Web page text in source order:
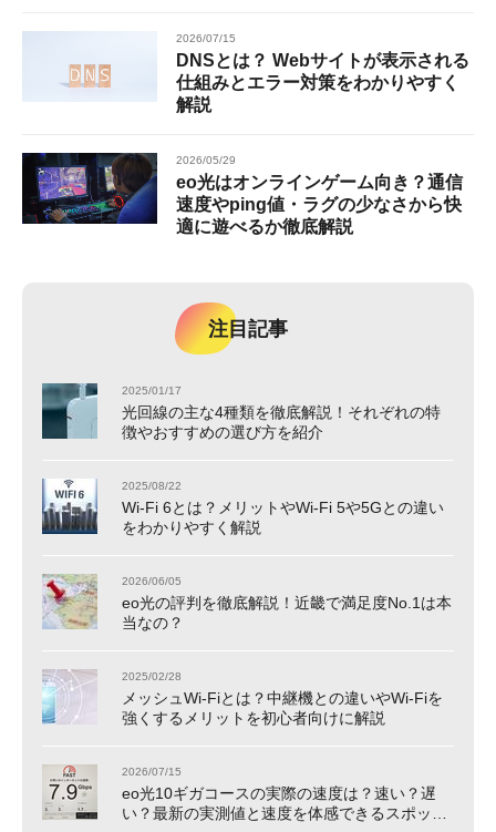
2026/07/15
DNSとは？ Webサイトが表示される
仕組みとエラー対策をわかりやすく
解説
2026/05/29
eo光はオンラインゲーム向き？通信
速度やping値・ラグの少なさから快
適に遊べるか徹底解説
注目記事
2025/01/17
光回線の主な4種類を徹底解説！それぞれの特
徴やおすすめの選び方を紹介
2025/08/22
Wi-Fi 6とは？メリットやWi-Fi 5や5Gとの違い
をわかりやすく解説
2026/06/05
eo光の評判を徹底解説！近畿で満足度No.1は本
当なの？
2025/02/28
メッシュWi-Fiとは？中継機との違いやWi-Fiを
強くするメリットを初心者向けに解説
2026/07/15
eo光10ギガコースの実際の速度は？速い？遅
い？最新の実測値と速度を体感できるスポット